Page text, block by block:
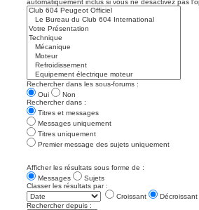
Rechercher dans les sous-forums :
Oui
Non
Rechercher dans :
Titres et messages
Messages uniquement
Titres uniquement
Premier message des sujets uniquement
Afficher les résultats sous forme de :
Messages
Sujets
Classer les résultats par :
Croissant
Décroissant
Rechercher depuis :